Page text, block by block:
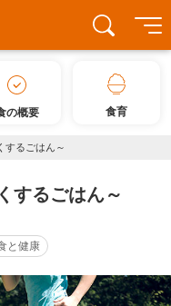
の概要 食育
るごはん～
するごはん～
と健康